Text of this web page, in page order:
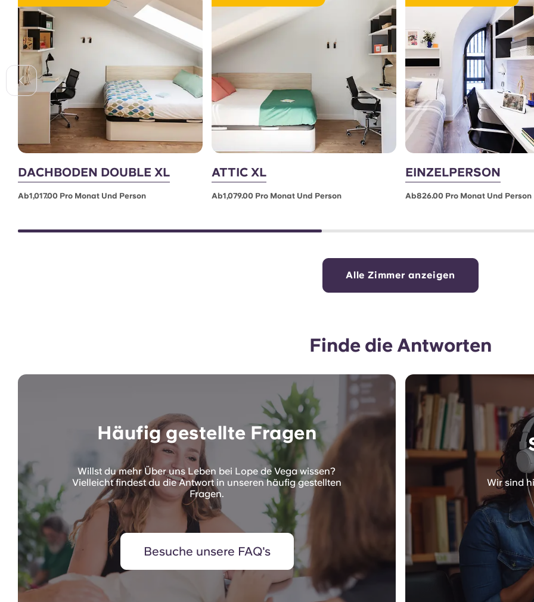
DACHBODEN DOUBLE XL
Ab1,017.00 Pro Monat Und Person
ATTIC XL
Ab1,079.00 Pro Monat Und Person
EINZELPERSON
Ab826.00 Pro Monat Und Person
Alle Zimmer anzeigen
Finde die Antworten
Häufig gestellte Fragen
Willst du mehr Über uns Leben bei Lope de Vega wissen?
Vielleicht findest du die Antwort in unseren häufig gestellten
Fragen.
Besuche unsere FAQ's
Wir sind